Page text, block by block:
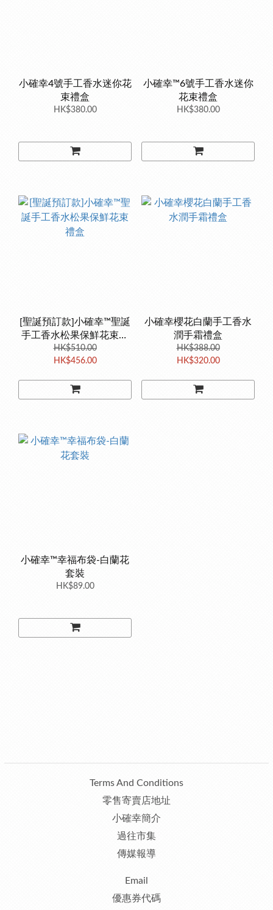
小確幸4號手工香水迷你花
束禮盒
HK$380.00
小確幸™6號手工香水迷你
花束禮盒
HK$380.00
[聖誕預訂款]小確幸™聖誕
手工香水松果保鮮花束禮
盒
HK$510.00
HK$456.00
小確幸櫻花白蘭手工香水
潤手霜禮盒
HK$388.00
HK$320.00
小確幸™幸福布袋-白蘭花
套裝
HK$89.00
Terms And Conditions
零售寄賣店地址
小確幸簡介
過往市集
傳媒報導
Email
優惠券代碼